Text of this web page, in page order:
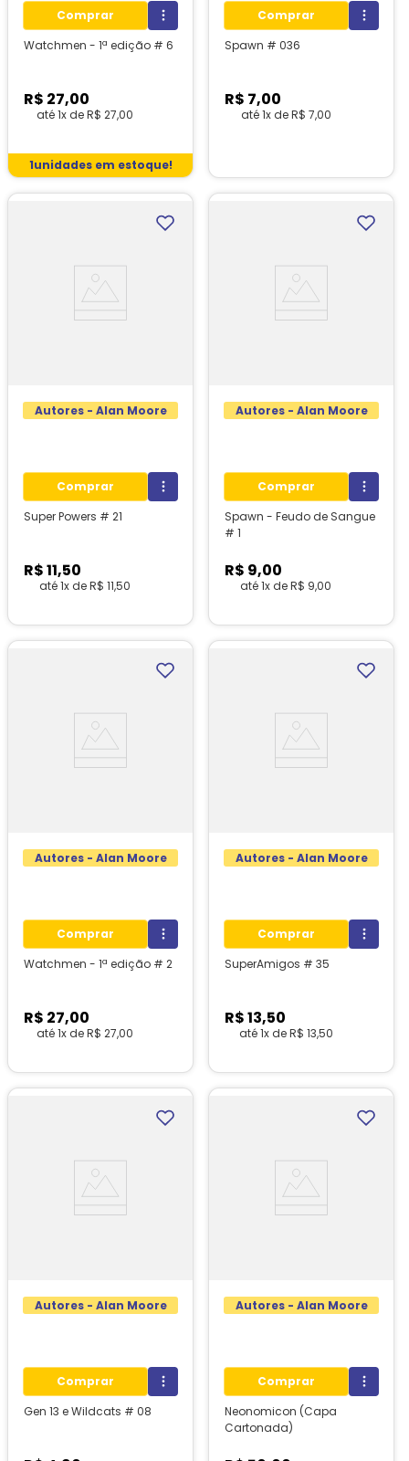
1unidades em estoque!
Comprar
Watchmen - 1ª edição # 6
R$ 27,00
até1x deR$ 27,00
Comprar
Spawn # 036
R$ 7,00
até1x deR$ 7,00
Autores - Alan Moore
Comprar
Super Powers # 21
R$11,50
até1x deR$ 11,50
Autores - Alan Moore
Comprar
Spawn - Feudo de Sangue
# 1
R$ 9,00
até1x deR$ 9,00
Autores - Alan Moore
Comprar
Watchmen - 1ª edição # 2
R$ 27,00
até1x deR$ 27,00
Autores - Alan Moore
Comprar
SuperAmigos # 35
R$13,50
até1x deR$ 13,50
Autores - Alan Moore
Comprar
Gen 13 e Wildcats # 08
Autores - Alan Moore
Comprar
Neonomicon (Capa
Cartonada)